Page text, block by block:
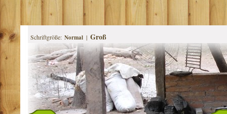
Schriftgröße: Normal | Groß